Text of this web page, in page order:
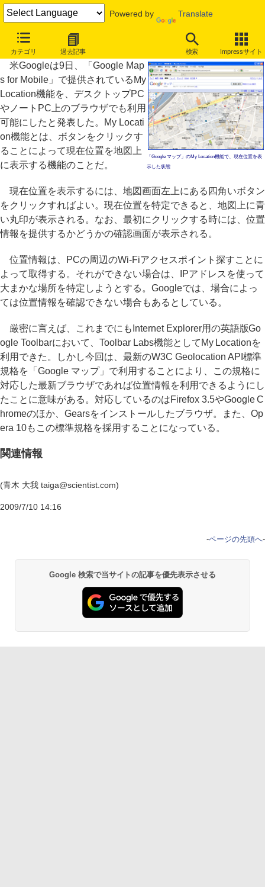
Powered by Translate
カテゴリ 過去記事 検索 Impressサイト
Google マップ、現在位置確認がPC向けブラウザでも可能に
「Google マップ」のMy Location機能で、現在位置を表
示した状態
米Googleは9日、「Google Map
s for Mobile」で提供されているMy
Location機能を、デスクトップPC
やノートPC上のブラウザでも利用
可能にしたと発表した。My Locati
on機能とは、ボタンをクリックす
ることによって現在位置を地図上
に表示する機能のことだ。
現在位置を表示するには、地図画面左上にある四角いボタン
をクリックすればよい。現在位置を特定できると、地図上に青
い丸印が表示される。なお、最初にクリックする時には、位置
情報を提供するかどうかの確認画面が表示される。
位置情報は、PCの周辺のWi-Fiアクセスポイント探すことに
よって取得する。それができない場合は、IPアドレスを使って
大まかな場所を特定しようとする。Googleでは、場合によっ
ては位置情報を確認できない場合もあるとしている。
厳密に言えば、これまでにもInternet Explorer用の英語版Go
ogle Toolbarにおいて、Toolbar Labs機能としてMy Locationを
利用できた。しかし今回は、最新のW3C Geolocation API標準
規格を「Google マップ」で利用することにより、この規格に
対応した最新ブラウザであれば位置情報を利用できるようにし
たことに意味がある。対応しているのはFirefox 3.5やGoogle C
hromeのほか、Gearsをインストールしたブラウザ。また、Op
era 10もこの標準規格を採用することになっている。
関連情報
(青木 大我 taiga@scientist.com)
2009/7/10 14:16
-ページの先頭へ-
Google 検索で当サイトの記事を優先表示させる